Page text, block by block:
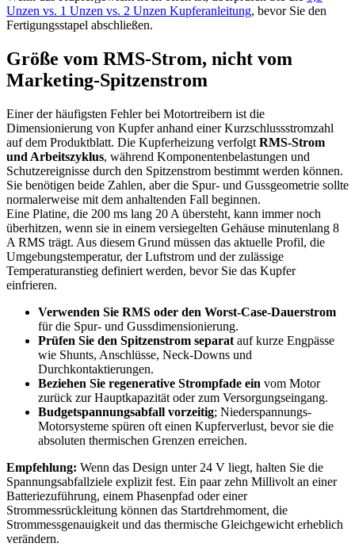
Unzen vs. 1 Unzen vs. 2 Unzen Kupferanleitung, bevor Sie den
Fertigungsstapel abschließen.
Größe vom RMS-Strom, nicht vom
Marketing-Spitzenstrom
Einer der häufigsten Fehler bei Motortreibern ist die
Dimensionierung von Kupfer anhand einer Kurzschlussstromzahl
auf dem Produktblatt. Die Kupferheizung verfolgt RMS-Strom
und Arbeitszyklus, während Komponentenbelastungen und
Schutzereignisse durch den Spitzenstrom bestimmt werden können.
Sie benötigen beide Zahlen, aber die Spur- und Gussgeometrie sollte
normalerweise mit dem anhaltenden Fall beginnen.
Eine Platine, die 200 ms lang 20 A übersteht, kann immer noch
überhitzen, wenn sie in einem versiegelten Gehäuse minutenlang 8
A RMS trägt. Aus diesem Grund müssen das aktuelle Profil, die
Umgebungstemperatur, der Luftstrom und der zulässige
Temperaturanstieg definiert werden, bevor Sie das Kupfer
einfrieren.
Verwenden Sie RMS oder den Worst-Case-Dauerstrom
für die Spur- und Gussdimensionierung.
Prüfen Sie den Spitzenstrom separat auf kurze Engpässe
wie Shunts, Anschlüsse, Neck-Downs und
Durchkontaktierungen.
Beziehen Sie regenerative Strompfade ein vom Motor
zurück zur Hauptkapazität oder zum Versorgungseingang.
Budgetspannungsabfall vorzeitig; Niederspannungs-
Motorsysteme spüren oft einen Kupferverlust, bevor sie die
absoluten thermischen Grenzen erreichen.
Empfehlung: Wenn das Design unter 24 V liegt, halten Sie die
Spannungsabfallziele explizit fest. Ein paar zehn Millivolt an einer
Batteriezuführung, einem Phasenpfad oder einer
Strommessrückleitung können das Startdrehmoment, die
Strommessgenauigkeit und das thermische Gleichgewicht erheblich
verändern.